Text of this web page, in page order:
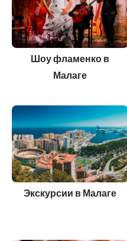
Шоу фламенко в
Малаге
Экскурсии в Малаге